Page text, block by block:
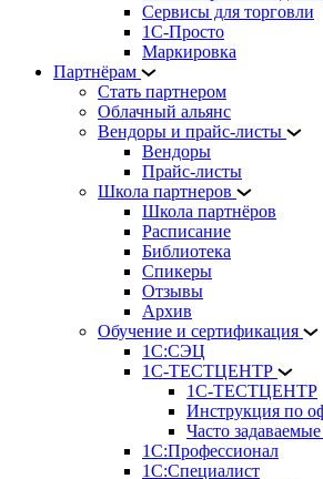
Сервисы для торговли
1С-Просто
Маркировка
Партнёрам
Стать партнером
Облачный альянс
Вендоры и прайс-листы
Вендоры
Прайс-листы
Школа партнеров
Школа партнёров
Расписание
Библиотека
Спикеры
Отзывы
Архив
Обучение и сертификация
1С:СЭЦ
1С-ТЕСТЦЕНТР
1С-ТЕСТЦЕНТР
Инструкция по
Часто
1С:Профессионал
1С:Специалист